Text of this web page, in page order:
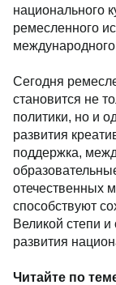
национального
ремесленного
международного
Сегодня
становится не
политики, но и
развития
поддержка,
отечественных
способствуют
Великой степи
развития
Читайте по